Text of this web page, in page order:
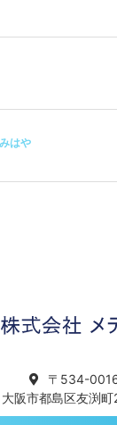
はや
〒534-
大阪市都島区友渕